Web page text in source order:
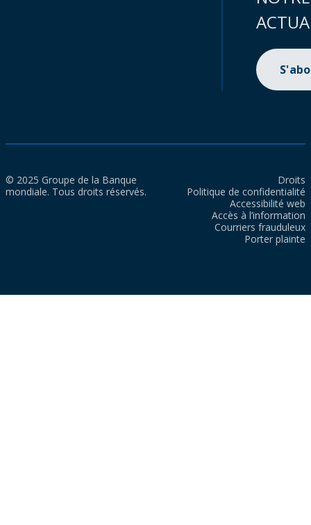
© 2025 Groupe de la Banque
mondiale. Tous droits réservés.
Droits
Politique de confidentialité
Accessibilité web
Accès à l’information
Courriers frauduleux
Porter plainte